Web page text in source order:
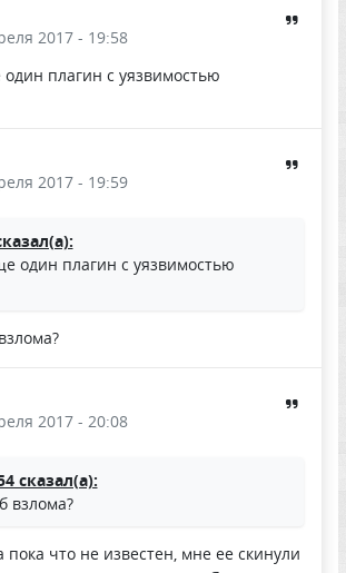
2017 - 19:58
плагин с уязвимостью
2017 - 19:59
один плагин с уязвимостью
2017 - 20:08
сказал(а):
взлома?
пока что не известен, мне ее скинули